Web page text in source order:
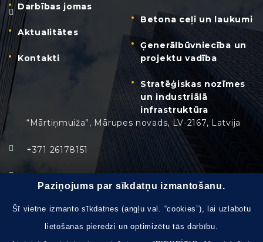
Darbības jomas
Aktualitātes
Kontakti
Betona ceļi un laukumi
Ģenerālbūvniecība un
projektu vadība
Stratēģiskas nozīmes
un industriālā
infrastruktūra
“Mārtiņmuiža”, Mārupes novads, LV-2167, Latvija
+371 26178151
info@safegroup.lv
Pirmdiena - Piektdiena: 8:30 – 17:30
Brīvdienas, svētku dienas: slēgts
Paziņojums par sīkdatņu izmantošanu.
Šī vietne izmanto sīkdatnes (angļu val. “cookies”), lai uzlabotu
lietošanas pieredzi un optimizētu tās darbību.